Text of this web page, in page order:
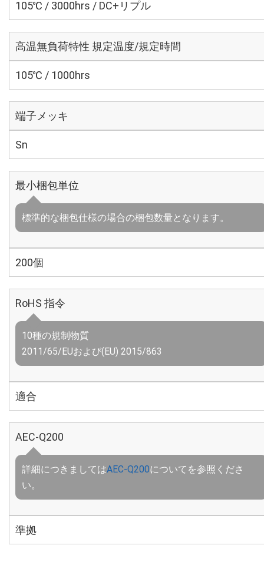
105℃ / 3000hrs / DC+リプル
高温無負荷特性 規定温度/規定時間
105℃ / 1000hrs
端子メッキ
Sn
最小梱包単位
標準的な梱包仕様の場合の梱包数量となります。
200個
RoHS 指令
10種の規制物質
2011/65/EUおよび(EU) 2015/863
適合
AEC-Q200
詳細につきましてはAEC-Q200についてを参照くださ
い。
準拠